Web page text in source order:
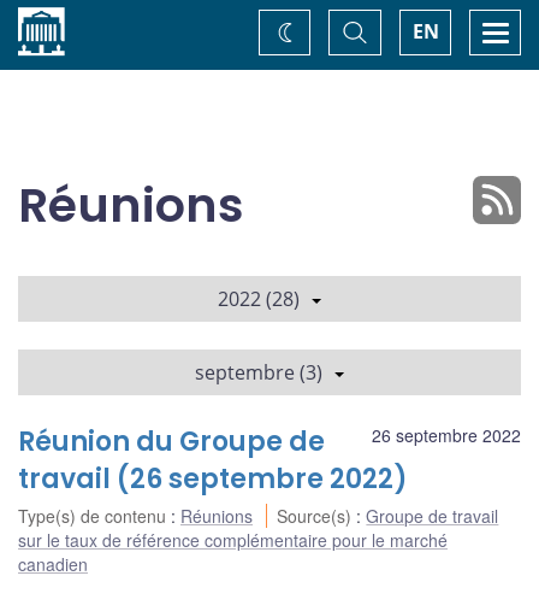
Accueil EN
Basculer
la
recherche
Changez
de
Réunions
2022 (28)
septembre (3)
26 septembre 2022
Réunion du Groupe de
travail (26 septembre 2022)
Type(s) de contenu : Réunions Source(s) :Groupe de travail
sur le taux de référence complémentaire pour le marché
canadien